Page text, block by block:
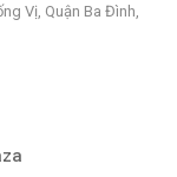
Vị, Quận Ba Đình,